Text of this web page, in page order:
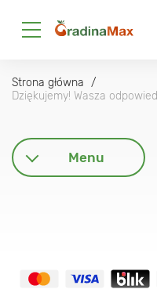
Strona główna
Dziękujemy! Wasza
Menu